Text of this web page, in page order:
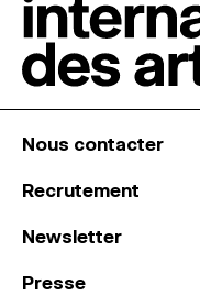
Nous contacter
Recrutement
Newsletter
Presse